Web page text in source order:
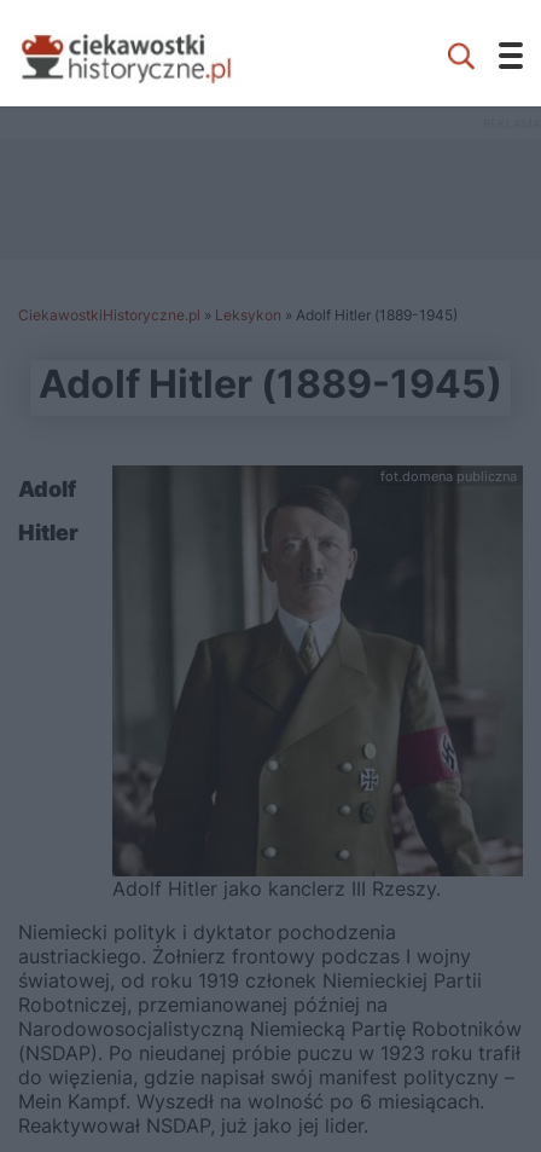
CiekawostkiHistoryczne.pl » Leksykon » Adolf Hitler (1889-1945)
Adolf Hitler (1889-1945)
fot.domena publiczna
Adolf Hitler jako kanclerz III Rzeszy.
Adolf
Hitler
Niemiecki polityk i dyktator pochodzenia
austriackiego. Żołnierz frontowy podczas I wojny
światowej, od roku 1919 członek Niemieckiej Partii
Robotniczej, przemianowanej później na
Narodowosocjalistyczną Niemiecką Partię Robotników
(NSDAP). Po nieudanej próbie puczu w 1923 roku trafił
do więzienia, gdzie napisał swój manifest polityczny –
Mein Kampf. Wyszedł na wolność po 6 miesiącach.
Reaktywował NSDAP, już jako jej lider.